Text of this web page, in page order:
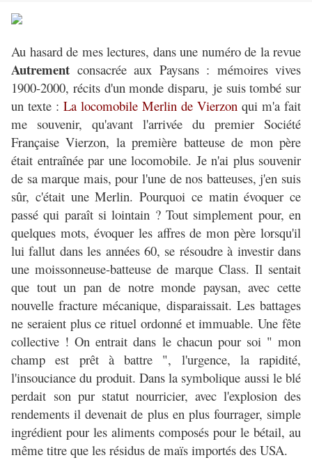
Au hasard de mes lectures, dans une numéro de la revue
Autrement consacrée aux Paysans : mémoires vives
1900-2000, récits d'un monde disparu, je suis tombé sur
un texte : La locomobile Merlin de Vierzon qui m'a fait
me souvenir, qu'avant l'arrivée du premier Société
Française Vierzon, la première batteuse de mon père
était entraînée par une locomobile. Je n'ai plus souvenir
de sa marque mais, pour l'une de nos batteuses, j'en suis
sûr, c'était une Merlin. Pourquoi ce matin évoquer ce
passé qui paraît si lointain ? Tout simplement pour, en
quelques mots, évoquer les affres de mon père lorsqu'il
lui fallut dans les années 60, se résoudre à investir dans
une moissonneuse-batteuse de marque Class. Il sentait
que tout un pan de notre monde paysan, avec cette
nouvelle fracture mécanique, disparaissait. Les battages
ne seraient plus ce rituel ordonné et immuable. Une fête
collective ! On entrait dans le chacun pour soi " mon
champ est prêt à battre ", l'urgence, la rapidité,
l'insouciance du produit. Dans la symbolique aussi le blé
perdait son pur statut nourricier, avec l'explosion des
rendements il devenait de plus en plus fourrager, simple
ingrédient pour les aliments composés pour le bétail, au
même titre que les résidus de maïs importés des USA.